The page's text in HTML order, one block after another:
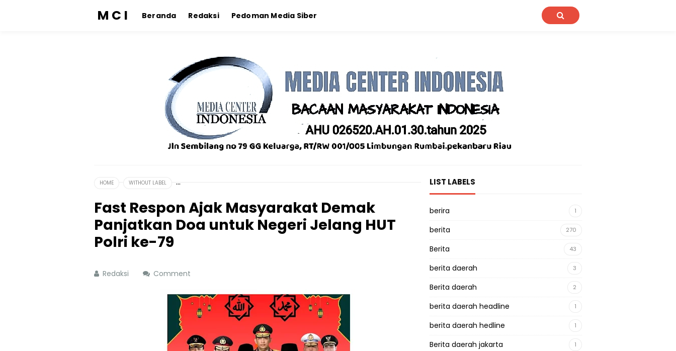
M C I Beranda Redaksi Pedoman Media Siber
HOME WITHOUT LABEL
Fast Respon Ajak Masyarakat Demak
Panjatkan Doa untuk Negeri Jelang HUT
Polri ke-79
Redaksi Comment
LIST LABELS
berira 1
berita 270
Berita 43
berita daerah 3
Berita daerah 2
berita daerah headline 1
berita daerah hedline 1
Berita daerah jakarta 1